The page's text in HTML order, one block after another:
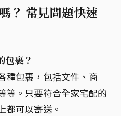
？ 常見問題快速
包裹？
種包裹，包括文件、商
等。只要符合全家宅配的
都可以寄送。